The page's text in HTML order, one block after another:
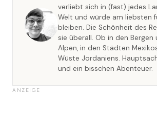
verliebt sich in (fast) jedes
Welt und würde am liebsten
bleiben. Die Schönheit des
sie überall. Ob in den Bergen
Alpen, in den Städten
Wüste Jordaniens.
und ein bisschen Abenteuer.
ANZEIGE